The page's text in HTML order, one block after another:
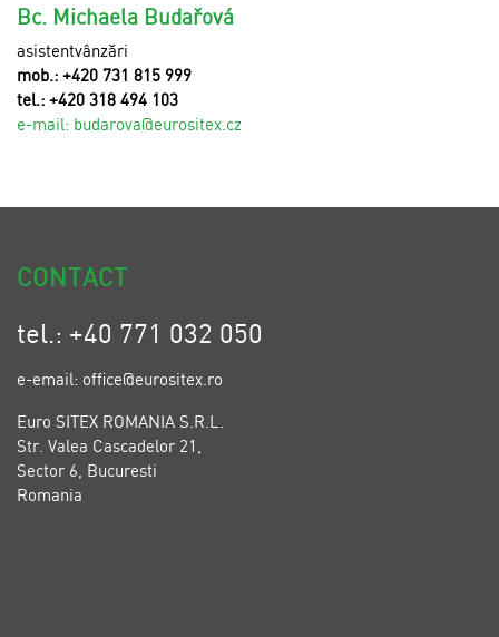
Bc. Michaela Budařová
asistentvânzări
mob.: +420 731 815 999
tel.: +420 318 494 103
e-mail: budarova@eurositex.cz
CONTACT
tel.: +40 771 032 050
e-email: office@eurositex.ro
Euro SITEX ROMANIA S.R.L.
Str. Valea Cascadelor 21,
Sector 6, Bucuresti
Romania